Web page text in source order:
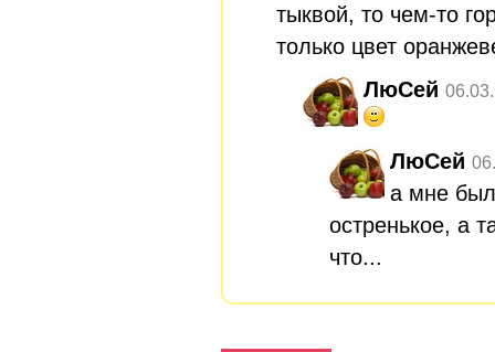
тыквой, то чем-то
только цвет
ЛюСей
ЛюСей
а мне
остренькое, а
что...